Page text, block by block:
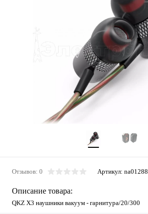
Отзывов: 0 Артикул: na01288
Описание товара:
QKZ X3 наушники вакуум - гарнитура/20/300